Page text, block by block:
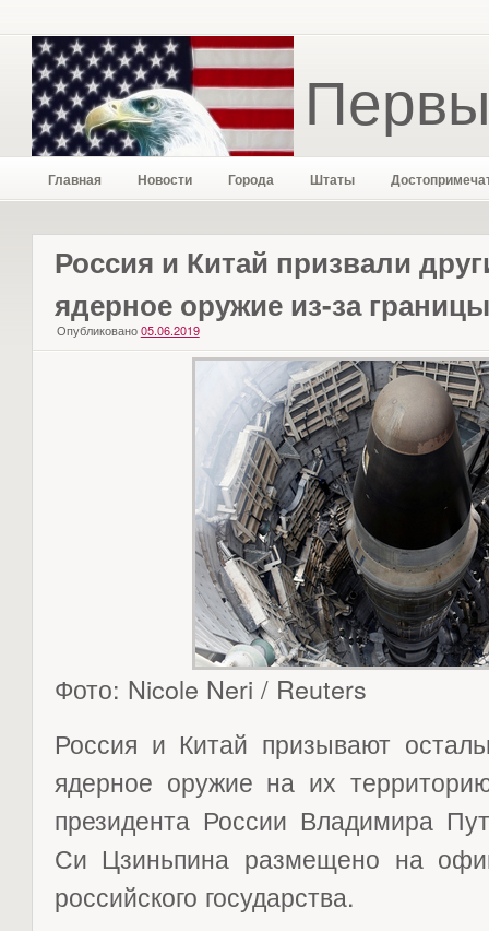
Главная Новости Города Штаты
Россия и Китай призвали
ядерное оружие из-за границы
Опубликовано 05.06.2019
Фото: Nicole Neri / Reuters
Россия и Китай призывают
ядерное оружие на их
президента России Владимира
Си Цзиньпина размещено на
российского государства.